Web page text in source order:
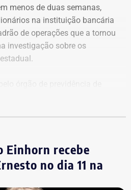
de Alex Melim em 2026 — Foto:
Divulgacand
menos de duas semanas,
na instituição bancária
de operações que a tornou
investigação sobre os
também
policial federal Jayme Alves
recebe
no dia 11 na